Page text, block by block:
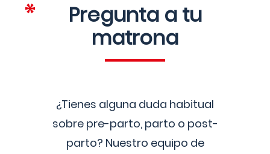
Pregunta a tu
matrona
¿Tienes alguna duda habitual
sobre pre-parto, parto o post-
parto? Nuestro equipo de